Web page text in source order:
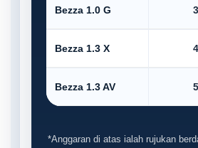
Bezza 1.0 G
Bezza 1.3 X
Bezza 1.3 AV
*Anggaran di atas ialah rujukan